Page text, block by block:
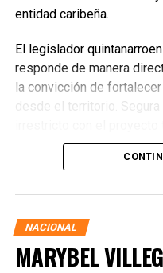
entidad caribeña.
El legislador
responde de manera
la convicción de
desde el territorio.
presidenta de la
asegurando que la
NACIONAL
MARYBEL